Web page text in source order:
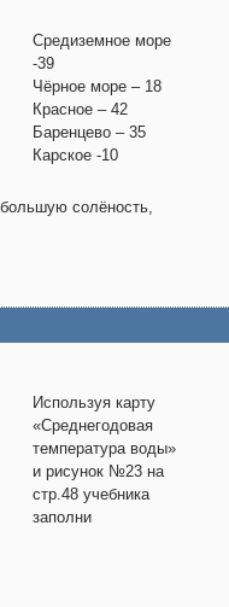
Средиземное море
-39
Чёрное море – 18
Красное – 42
Баренцево – 35
Карское -10
солёность,
Используя карту
«Среднегодовая
температура воды»
и рисунок №23 на
стр.48 учебника
заполни